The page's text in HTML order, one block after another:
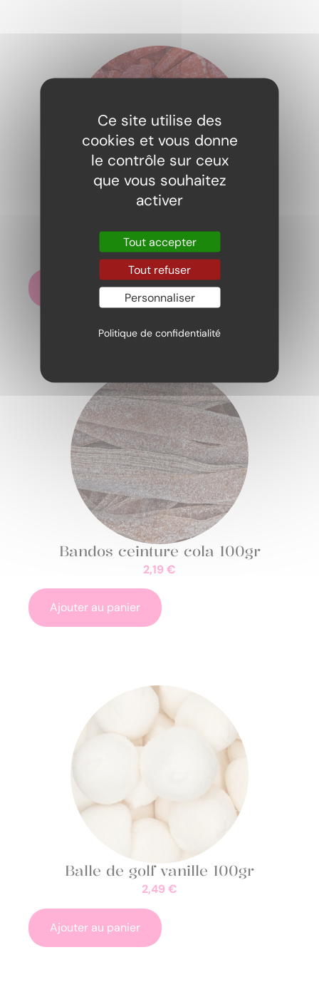
Brique fraise fizz 100gr
2,29€
Ajouter au panier
Bandos ceinture cola 100gr
2,19 €
Ajouter au panier
Balle de golf vanille 100gr
2,49 €
Ajouter au panier
Ce site utilise des
cookies et vous donne
le contrôle sur ceux
que vous souhaitez
activer
Tout accepter
Tout refuser
Personnaliser
Politique de confidentialité